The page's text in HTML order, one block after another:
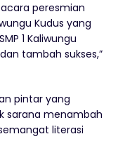
peresmian
Kudus yang
1 Kaliwungu
tambah sukses,”
pintar yang
sarana menambah
literasi